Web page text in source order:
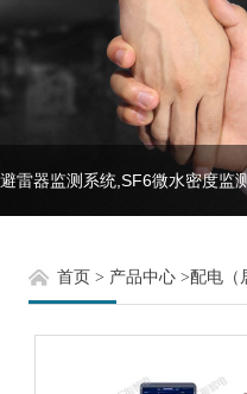
首页 > 产品中心 >配电（